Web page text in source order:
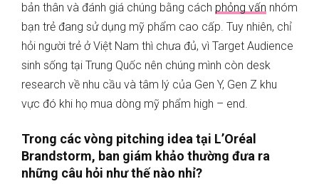
bản thân và đánh giá chúng bằng cách phỏng vấn nhóm
bạn trẻ đang sử dụng mỹ phẩm cao cấp. Tuy nhiên, chỉ
hỏi người trẻ ở Việt Nam thì chưa đủ, vì Target Audience
sinh sống tại Trung Quốc nên chúng mình còn desk
research về nhu cầu và tâm lý của Gen Y, Gen Z khu
vực đó khi họ mua dòng mỹ phẩm high – end.
Trong các vòng pitching idea tại L’Oréal
Brandstorm, ban giám khảo thường đưa ra
những câu hỏi như thế nào nhỉ?